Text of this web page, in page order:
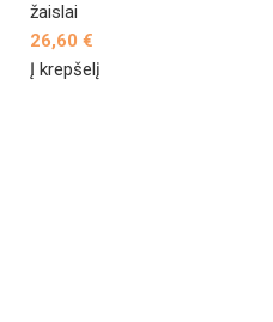
žaislai
26,60 €
Į krepšelį